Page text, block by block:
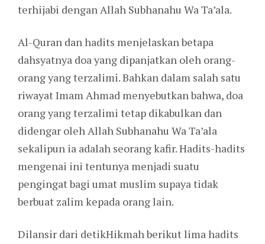
terhijabi dengan Allah Subhanahu Wa Ta’ala.
Al-Quran dan hadits menjelaskan betapa
dahsyatnya doa yang dipanjatkan oleh orang-
orang yang terzalimi. Bahkan dalam salah satu
riwayat Imam Ahmad menyebutkan bahwa, doa
orang yang terzalimi tetap dikabulkan dan
didengar oleh Allah Subhanahu Wa Ta’ala
sekalipun ia adalah seorang kafir. Hadits-hadits
mengenai ini tentunya menjadi suatu
pengingat bagi umat muslim supaya tidak
berbuat zalim kepada orang lain.
Dilansir dari detikHikmah berikut lima hadits